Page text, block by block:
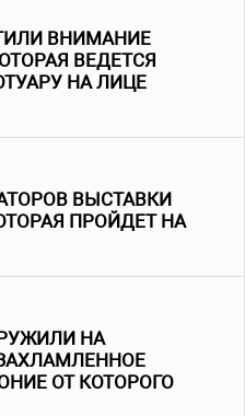
ВНИМАНИЕ
ВЕДЕТСЯ
НА ЛИЦЕ
ВЫСТАВКИ
ПРОЙДЕТ НА
НА
ОТ КОТОРОГО